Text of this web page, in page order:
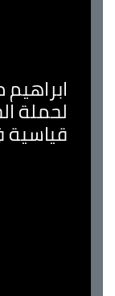
لحملة
قياسية